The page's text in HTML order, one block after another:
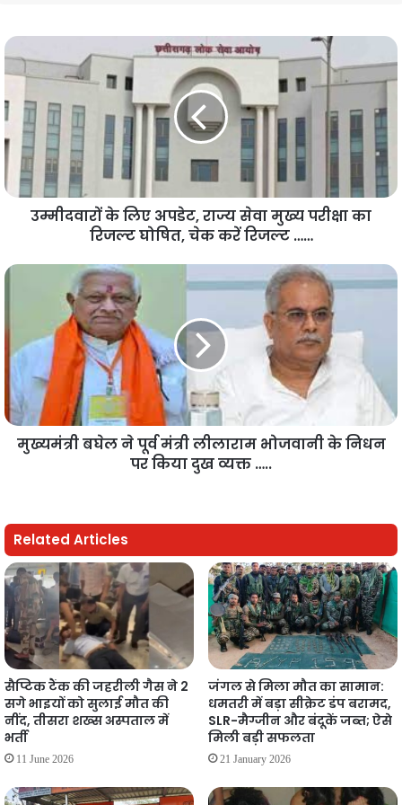
उम्मीदवारों के लिए अपडेट, राज्य सेवा मुख्य परीक्षा का
रिजल्ट घोषित, चेक करें रिजल्ट ……
मुख्यमंत्री बघेल ने पूर्व मंत्री लीलाराम भोजवानी के निधन
पर किया दुख व्यक्त …..
Related Articles
सैप्टिक टैंक की जहरीली गैस ने 2
सगे भाइयों को सुलाई मौत की
नींद, तीसरा शख्स अस्पताल में
भर्ती
11 June 2026
जंगल से मिला मौत का सामान:
धमतरी में बड़ा सीक्रेट डंप बरामद,
SLR-मैग्जीन और बंदूकें जब्त; ऐसे
मिली बड़ी सफलता
21 January 2026